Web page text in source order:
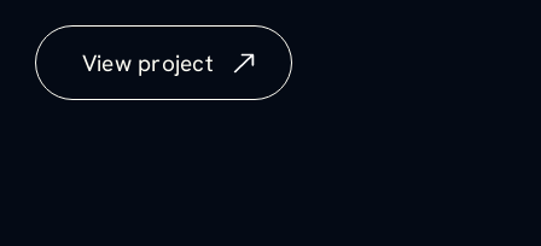
View project
View